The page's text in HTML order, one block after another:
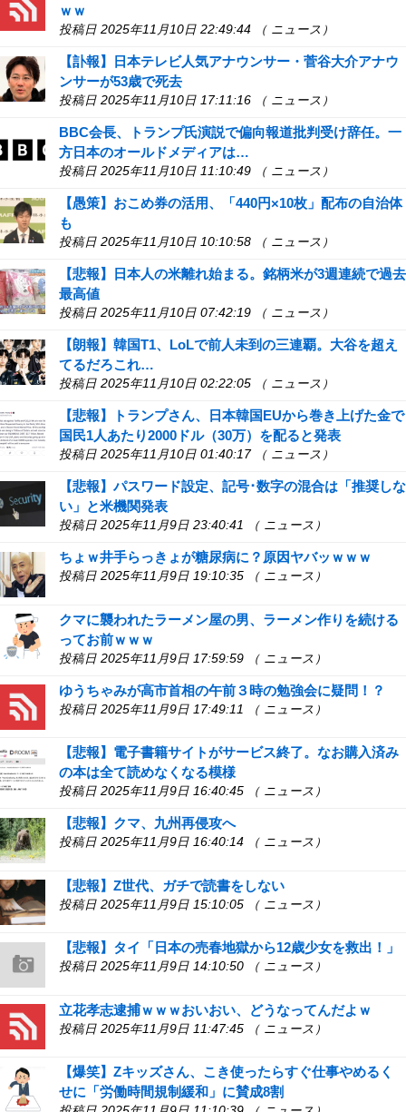
ｗｗ
投稿日 2025年11月10日 22:49:44 （ ニュース）
【訃報】日本テレビ人気アナウンサー・菅谷大介アナウ
ンサーが53歳で死去
投稿日 2025年11月10日 17:11:16 （ ニュース）
BBC会長、トランプ氏演説で偏向報道批判受け辞任。一
方日本のオールドメディアは…
投稿日 2025年11月10日 11:10:49 （ ニュース）
【愚策】おこめ券の活用、「440円×10枚」配布の自治体
も
投稿日 2025年11月10日 10:10:58 （ ニュース）
【悲報】日本人の米離れ始まる。銘柄米が3週連続で過去
最高値
投稿日 2025年11月10日 07:42:19 （ ニュース）
【朗報】韓国T1、LoLで前人未到の三連覇。大谷を超え
てるだろこれ…
投稿日 2025年11月10日 02:22:05 （ ニュース）
【悲報】トランプさん、日本韓国EUから巻き上げた金で
国民1人あたり2000ドル（30万）を配ると発表
投稿日 2025年11月10日 01:40:17 （ ニュース）
【悲報】パスワード設定、記号･数字の混合は「推奨しな
い」と米機関発表
投稿日 2025年11月9日 23:40:41 （ ニュース）
ちょｗ井手らっきょが糖尿病に？原因ヤバッｗｗｗ
投稿日 2025年11月9日 19:10:35 （ ニュース）
クマに襲われたラーメン屋の男、ラーメン作りを続ける
ってお前ｗｗｗ
投稿日 2025年11月9日 17:59:59 （ ニュース）
ゆうちゃみが高市首相の午前３時の勉強会に疑問！？
投稿日 2025年11月9日 17:49:11 （ ニュース）
【悲報】電子書籍サイトがサービス終了。なお購入済み
の本は全て読めなくなる模様
投稿日 2025年11月9日 16:40:45 （ ニュース）
【悲報】クマ、九州再侵攻へ
投稿日 2025年11月9日 16:40:14 （ ニュース）
【悲報】Z世代、ガチで読書をしない
投稿日 2025年11月9日 15:10:05 （ ニュース）
【悲報】タイ「日本の売春地獄から12歳少女を救出！」
投稿日 2025年11月9日 14:10:50 （ ニュース）
立花孝志逮捕ｗｗｗおいおい、どうなってんだよｗ
投稿日 2025年11月9日 11:47:45 （ ニュース）
【爆笑】Zキッズさん、こき使ったらすぐ仕事やめるく
せに「労働時間規制緩和」に賛成8割